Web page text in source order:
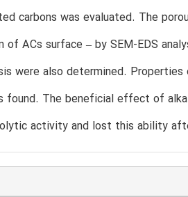
carbons was evaluated. The
ACs surface – by SEM-EDS
were also determined.
found. The beneficial effect of
activity and lost this ability